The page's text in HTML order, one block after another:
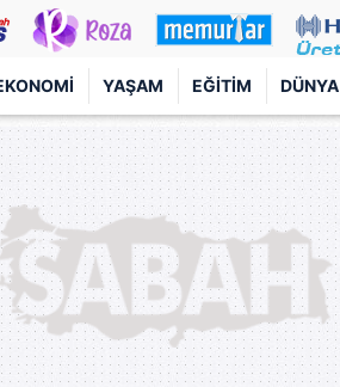
YAŞAM EĞITIM DÜNYA